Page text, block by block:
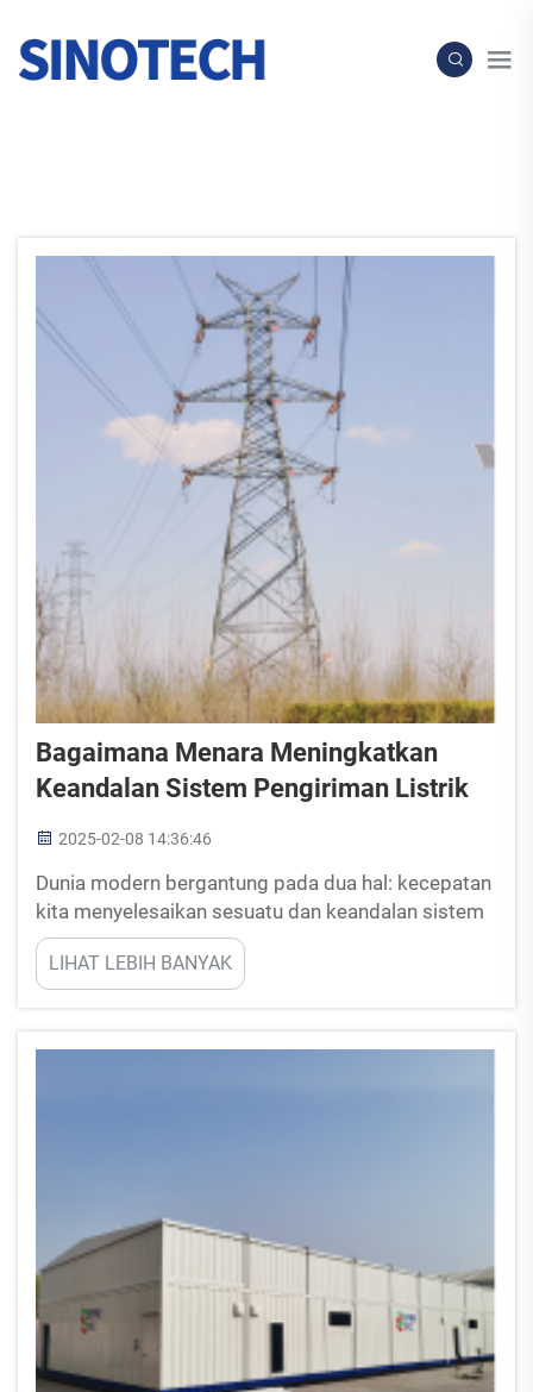
Bagaimana Menara Meningkatkan
Keandalan Sistem Pengiriman Listrik
2025-02-08 14:36:46
Dunia modern bergantung pada dua hal: kecepatan
kita menyelesaikan sesuatu dan keandalan sistem
pasokan listrik. Menara listrik adalah komponen
penting dalam jaringan listrik karena mereka
memastikan transmisi listrik yang dapat
LIHAT LEBIH BANYAK